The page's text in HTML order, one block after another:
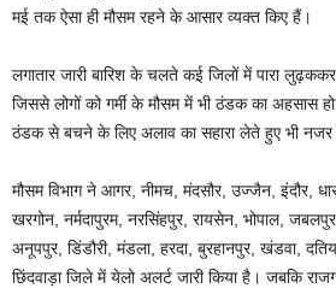
मई तक ऐसा ही मौसम रहने के आसार व्यक्त किए हैं।
लगातार जारी बारिश के चलते कई जिलों में पारा
जिससे लोगों को गर्मी के मौसम में भी ठंडक का अहसास
ठंडक से बचने के लिए अलाव का सहारा लेते हुए भी
मौसम विभाग ने आगर, नीमच, मंदसौर, उज्जैन, इंदौर,
खरगोन, नर्मदापुरम, नरसिंहपुर, रायसेन, भोपाल,
अनूपपुर, डिंडौरी, मंडला, हरदा, बुरहानपुर, खंडवा,
छिंदवाड़ा जिले में येलो अलर्ट जारी किया है। जबकि